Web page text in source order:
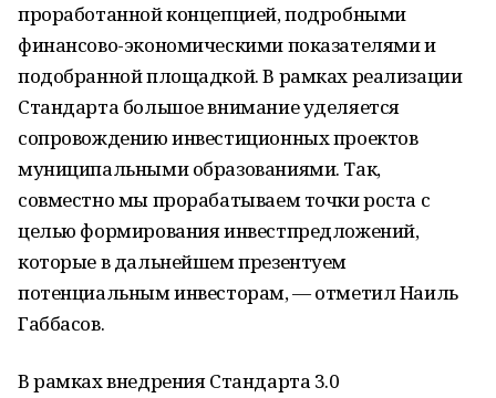
проработанной концепцией, подробными
финансово-экономическими показателями и
подобранной площадкой. В рамках реализации
Стандарта большое внимание уделяется
сопровождению инвестиционных проектов
муниципальными образованиями. Так,
совместно мы прорабатываем точки роста с
целью формирования инвестпредложений,
которые в дальнейшем презентуем
потенциальным инвесторам, — отметил Наиль
Габбасов.
В рамках внедрения Стандарта 3.0